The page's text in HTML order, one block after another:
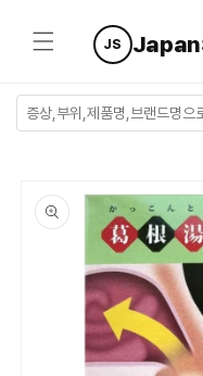
건너뛰기
JS
로 건너뛰
기